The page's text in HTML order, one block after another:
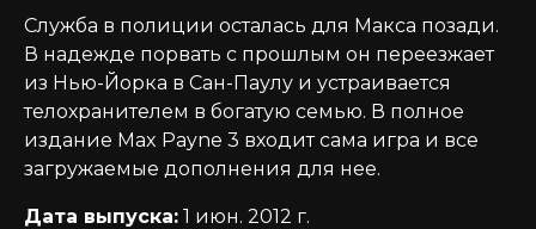
Служба в полиции осталась для Макса позади.
В надежде порвать с прошлым он переезжает
из Нью-Йорка в Сан-Паулу и устраивается
телохранителем в богатую семью. В полное
издание Max Payne 3 входит сама игра и все
загружаемые дополнения для нее.
Дата выпуска: 1 июн. 2012 г.